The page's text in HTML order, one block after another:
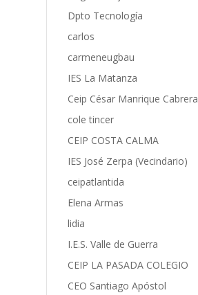
Dpto Tecnología
carlos
carmeneugbau
IES La Matanza
Ceip César Manrique Cabrera
cole tincer
CEIP COSTA CALMA
IES José Zerpa (Vecindario)
ceipatlantida
Elena Armas
lidia
I.E.S. Valle de Guerra
CEIP LA PASADA COLEGIO
CEO Santiago Apóstol